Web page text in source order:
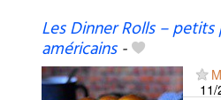
Les Dinner Rolls –
américains-